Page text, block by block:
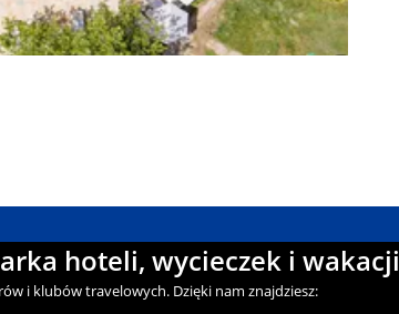
hoteli, wycieczek i wakacji
i klubów travelowych. Dzięki nam znajdziesz: